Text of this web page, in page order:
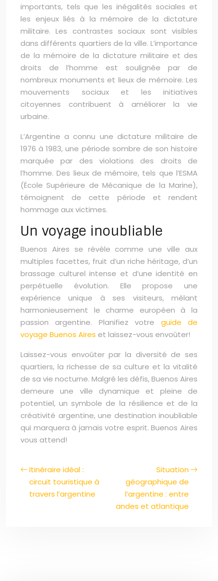
importants, tels que les inégalités sociales et
les enjeux liés à la mémoire de la dictature
militaire. Les contrastes sociaux sont visibles
dans différents quartiers de la ville. L’importance
de la mémoire de la dictature militaire et des
droits de l’homme est soulignée par de
nombreux monuments et lieux de mémoire. Les
mouvements sociaux et les initiatives
citoyennes contribuent à améliorer la vie
urbaine.
L’Argentine a connu une dictature militaire de
1976 à 1983, une période sombre de son histoire
marquée par des violations des droits de
l’homme. Des lieux de mémoire, tels que l’ESMA
(École Supérieure de Mécanique de la Marine),
témoignent de cette période et rendent
hommage aux victimes.
Un voyage inoubliable
Buenos Aires se révèle comme une ville aux
multiples facettes, fruit d’un riche héritage, d’un
brassage culturel intense et d’une identité en
perpétuelle évolution. Elle propose une
expérience unique à ses visiteurs, mêlant
harmonieusement le charme européen à la
passion argentine. Planifiez votre guide de
voyage Buenos Aires et laissez-vous envoûter!
Laissez-vous envoûter par la diversité de ses
quartiers, la richesse de sa culture et la vitalité
de sa vie nocturne. Malgré les défis, Buenos Aires
demeure une ville dynamique et pleine de
potentiel, un symbole de la résilience et de la
créativité argentine, une destination inoubliable
qui marquera à jamais votre esprit. Buenos Aires
vous attend!
Itinéraire idéal :
circuit touristique à
travers l’argentine
Situation
géographique de
l’argentine : entre
andes et atlantique